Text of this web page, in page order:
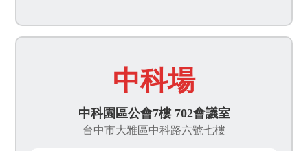
中科場
中科園區公會7樓 702會議室
台中市大雅區中科路六號七樓